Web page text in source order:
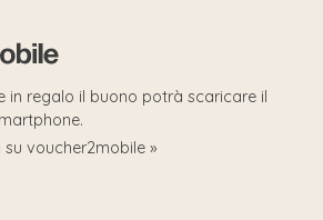
in regalo il buono potrà scaricare il
voucher2mobile »